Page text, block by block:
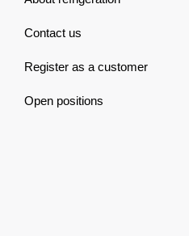
Contact us
Register as a customer
Open positions